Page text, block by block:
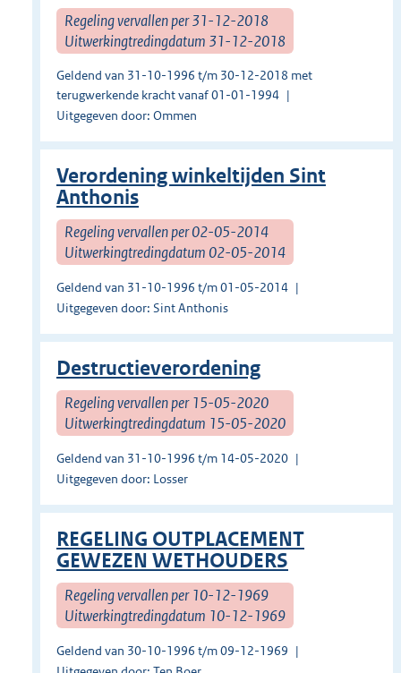
Regeling vervallen per 31-12-2018
Uitwerkingtredingdatum 31-12-2018
Geldend van 31-10-1996 t/m 30-12-2018 met
terugwerkende kracht vanaf 01-01-1994
Uitgegeven door: Ommen
Verordening winkeltijden Sint
Anthonis
Regeling vervallen per 02-05-2014
Uitwerkingtredingdatum 02-05-2014
Geldend van 31-10-1996 t/m 01-05-2014
Uitgegeven door: Sint Anthonis
Destructieverordening
Regeling vervallen per 15-05-2020
Uitwerkingtredingdatum 15-05-2020
Geldend van 31-10-1996 t/m 14-05-2020
Uitgegeven door: Losser
REGELING OUTPLACEMENT
GEWEZEN WETHOUDERS
Regeling vervallen per 10-12-1969
Uitwerkingtredingdatum 10-12-1969
Geldend van 30-10-1996 t/m 09-12-1969